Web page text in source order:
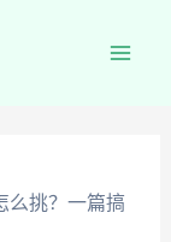
么挑？一篇搞